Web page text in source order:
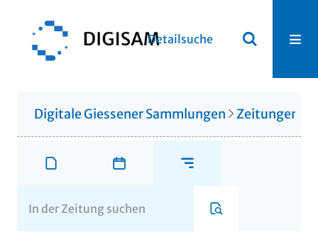
Detailsuche
Digitale Giessener Sammlungen Zeitungen